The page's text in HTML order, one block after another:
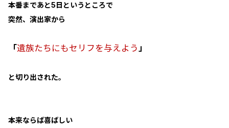
本番まであと5日というところで
突然、演出家から
「遺族たちにもセリフを与えよう」
と切り出された。
本来ならば喜ばしい